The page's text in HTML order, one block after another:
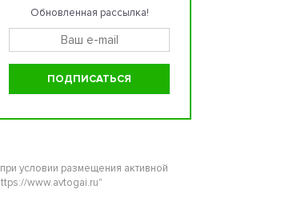
Обновленная рассылка!
условии размещения активной
www.avtogai.ru"